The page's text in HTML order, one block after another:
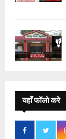
यहाँ फॉलो करे